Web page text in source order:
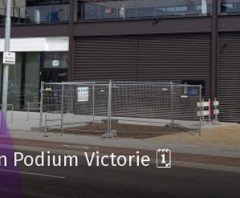
Podium Victorie 🗓